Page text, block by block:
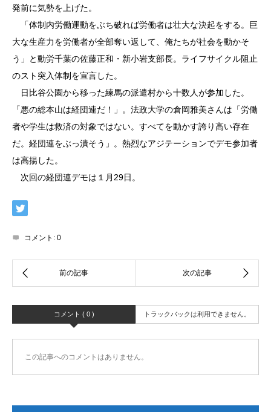
発前に気勢を上げた。
「体制内労働運動をぶち破れば労働者は壮大な決起をする。巨
大な生産力を労働者が全部奪い返して、俺たちが社会を動かそ
う」と動労千葉の佐藤正和・新小岩支部長。ライフサイクル阻止
のスト突入体制を宣言した。
日比谷公園から移った練馬の派遣村から十数人が参加した。
「悪の総本山は経団連だ！」。法政大学の倉岡雅美さんは「労働
者や学生は救済の対象ではない。すべてを動かす誇り高い存在
だ。経団連をぶっ潰そう」。熱烈なアジテーションでデモ参加者
は高揚した。
次回の経団連デモは１月29日。
コメント: 0
コメント ( 0 ) トラックバックは利用できません。
この記事へのコメントはありません。